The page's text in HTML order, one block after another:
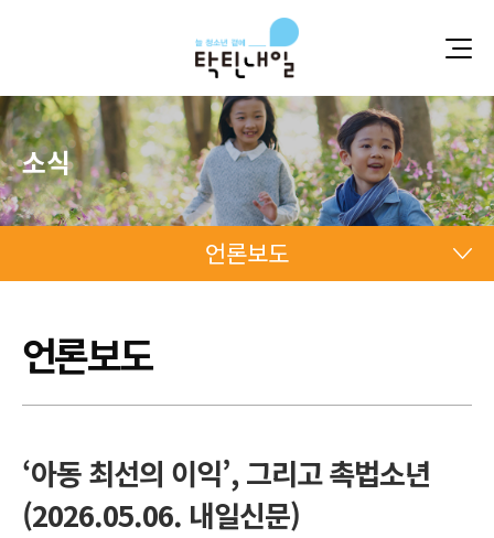
소식
언론보도
언론보도
언론보도
언론보도
‘아동 최선의 이익’, 그리고 촉법소년
(2026.05.06. 내일신문)